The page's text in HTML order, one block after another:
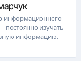
информационного
постоянно изучать
информацию.